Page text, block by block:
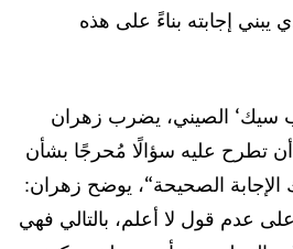
يبني إجابته بناءً على هذه
سيك‘ الصيني، يضرب زهران
أن تطرح عليه سؤالًا مُحرجًا بشأن
الإجابة الصحيحة“، يوضح زهران:
على عدم قول لا أعلم، بالتالي فهي